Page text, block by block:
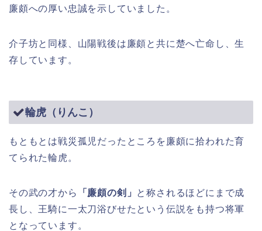
廉頗への厚い忠誠を示していました。
介子坊と同様、山陽戦後は廉頗と共に楚へ亡命し、生
存しています。
輪虎（りんこ）
もともとは戦災孤児だったところを廉頗に拾われた育
てられた輪虎。
その武の才から 「廉頗の剣」 と称されるほどにまで成
長し、王騎に一太刀浴びせたという伝説をも持つ将軍
となっています。